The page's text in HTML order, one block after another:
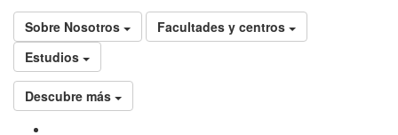
Sobre Nosotros
Facultades y centros
Estudios
Descubre más